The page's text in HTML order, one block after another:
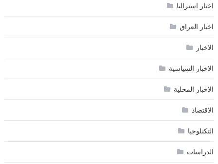
اخبار استراليا
اخبار العراق
الاخبار
الاخبار السياسية
الاخبار المحلية
الاقتصاد
التكنلوجيا
الدراسات